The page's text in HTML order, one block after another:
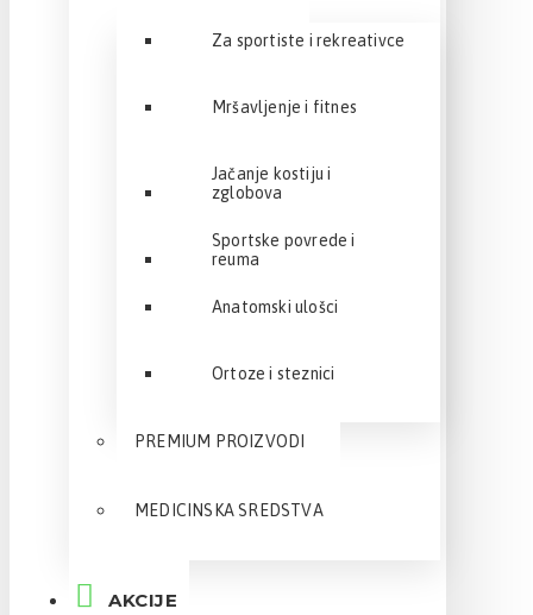
Za sportiste i rekreativce
Mršavljenje i fitnes
Jačanje kostiju i
zglobova
Sportske povrede i
reuma
Anatomski ulošci
Ortoze i steznici
PREMIUM PROIZVODI
MEDICINSKA SREDSTVA
AKCIJE